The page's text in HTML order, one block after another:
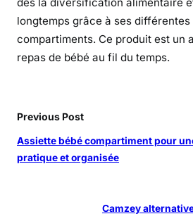
longtemps grâce à ses différentes
compartiments. Ce produit est un
repas de bébé au fil du temps.
Previous Post
Assiette bébé compartiment pour
pratique et organisée
Camzey